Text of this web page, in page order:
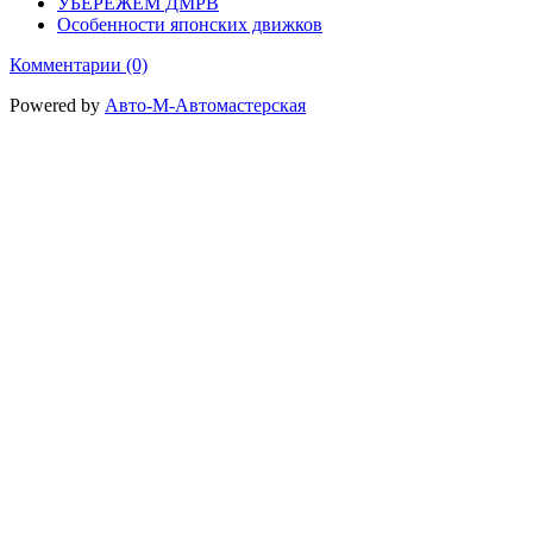
Особенности японских движков
Комментарии (0)
Powered by Авто-М-Автомастерская